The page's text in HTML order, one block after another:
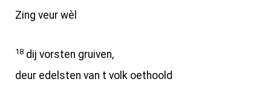
Zing veur wèl
18 dij vorsten gruiven,
deur edelsten van t volk oethoold